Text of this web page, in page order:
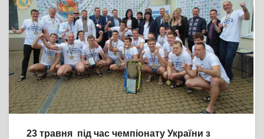
23 травня під час чемпіонату України з